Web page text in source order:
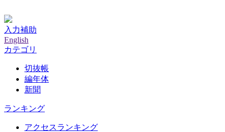
入力補助
English
カテゴリ
切抜帳
編年体
新聞
ランキング
アクセスランキング